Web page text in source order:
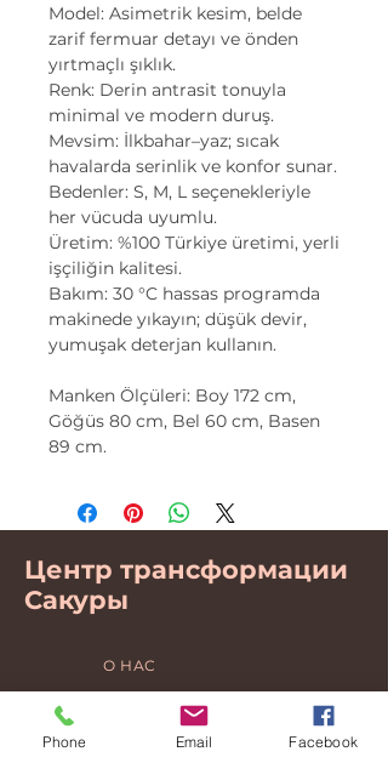
Model: Asimetrik kesim, belde
zarif fermuar detayı ve önden
yırtmaçlı şıklık.
Renk: Derin antrasit tonuyla
minimal ve modern duruş.
Mevsim: İlkbahar–yaz; sıcak
havalarda serinlik ve konfor sunar.
Bedenler: S, M, L seçenekleriyle
her vücuda uyumlu.
Üretim: %100 Türkiye üretimi, yerli
işçiliğin kalitesi.
Bakım: 30 °C hassas programda
makinede yıkayın; düşük devir,
yumuşak deterjan kullanın.
Manken Ölçüleri: Boy 172 cm,
Göğüs 80 cm, Bel 60 cm, Basen
89 cm.
Центр трансформации
Сакуры
О НАС
SAADET SÖZEN
Phone Email Facebook